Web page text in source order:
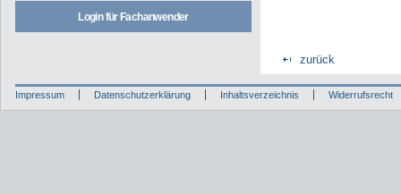
Login für Fachanwender
zurück
Impressum Datenschutzerklärung Inhaltsverzeichnis Widerrufsrecht